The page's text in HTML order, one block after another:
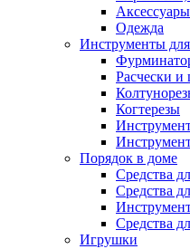
Одежда
Инструменты
Расчески и
Когтерезы
Порядок в доме
Средства
Средства
Средства
Игрушки